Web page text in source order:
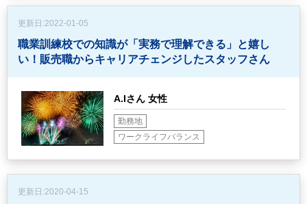
更新日:2022-01-05
職業訓練校での知識が「実務で理解できる」と嬉し
い！ 販売職からキャリアチェンジしたスタッフさん
A.Iさん 女性
勤務地
ワークライフバランス
更新日:2020-04-15